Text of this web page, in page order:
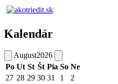
Kalendár
August2026
Po Ut St Št Pia So Ne
27 28 29 30 31 1
2